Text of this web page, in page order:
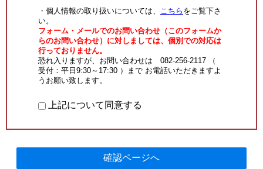
・個人情報の取り扱いについては、 こちら をご覧下さ
い。
フォーム・メールでのお問い合わせ（このフォームか
らのお問い合わせ）に対しましては、個別での対応は
行っておりません。
恐れ入りますが、お問い合わせは 082-256-2117 （
受付：平日9:30～17:30 ）まで お電話いただきますよ
うお願い致します。
上記について同意する
確認ページへ